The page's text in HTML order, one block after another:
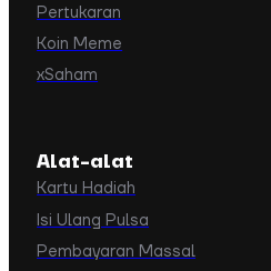
Pertukaran
Koin Meme
xSaham
Alat-alat
Kartu Hadiah
Isi Ulang Pulsa
Pembayaran Massal